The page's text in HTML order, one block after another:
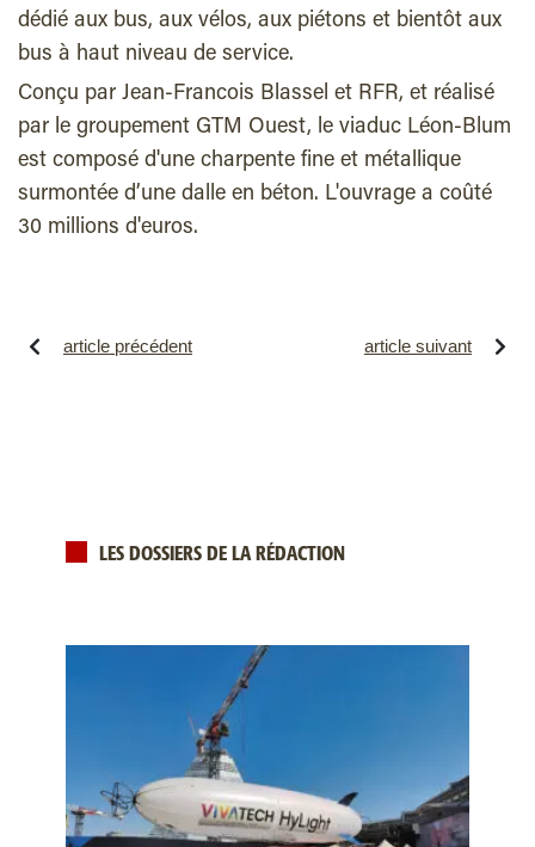
dédié aux bus, aux vélos, aux piétons et bientôt aux
bus à haut niveau de service.
Conçu par Jean-Francois Blassel et RFR, et réalisé
par le groupement GTM Ouest, le viaduc Léon-Blum
est composé d'une charpente fine et métallique
surmontée d’une dalle en béton. L'ouvrage a coûté
30 millions d'euros.
article précédent article suivant
LES DOSSIERS DE LA RÉDACTION